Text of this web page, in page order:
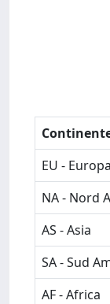
EU - Europa
NA - Nord
AS - Asia
SA - Sud
AF - Africa